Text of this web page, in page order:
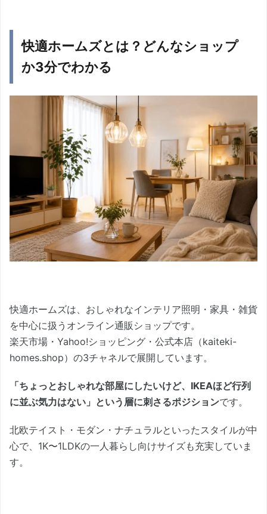
快適ホームズとは？どんなショップ
か3分でわかる
快適ホームズは、おしゃれなインテリア照明・家具・雑貨
を中心に扱うオンライン通販ショップです。
楽天市場・Yahoo!ショッピング・公式本店（kaiteki-
homes.shop）の3チャネルで展開しています。
「ちょっとおしゃれな部屋にしたいけど、IKEAほど行列
に並ぶ気力はない」という層に刺さるポジションです。
北欧テイスト・モダン・ナチュラルといったスタイルが中
心で、1K〜1LDKの一人暮らし向けサイズも充実していま
す。